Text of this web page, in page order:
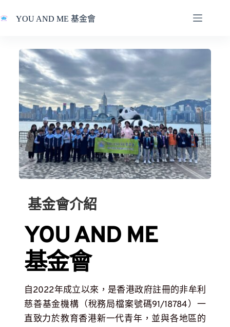
contentYOU AND ME 基金會
基金會介紹
YOU AND ME
基金會
自2022年成立以來，是香港政府註冊的非牟利
慈善基金機構（稅務局檔案號碼91/18784）一
直致力於教育香港新一代青年，並與各地區的